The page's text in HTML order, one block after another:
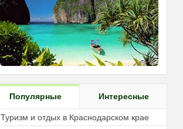
Популярные Интересные
Туризм и отдых в Краснодарском крае